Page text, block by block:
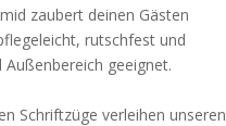
zaubert deinen Gästen
rutschfest und
geeignet.
Schriftzüge verleihen unseren